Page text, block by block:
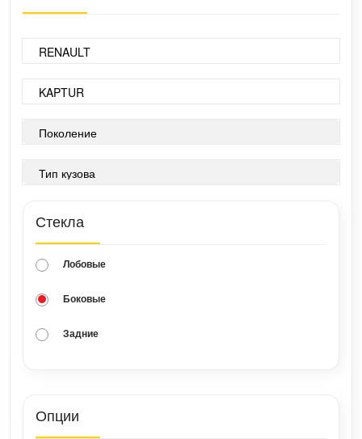
Стекла
Лобовые
Боковые
Задние
Опции